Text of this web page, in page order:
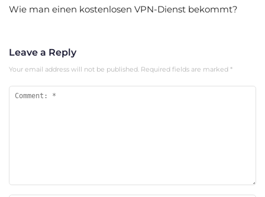
Wie man einen kostenlosen VPN-Dienst bekommt?
Leave a Reply
Your email address will not be published. Required fields are marked *